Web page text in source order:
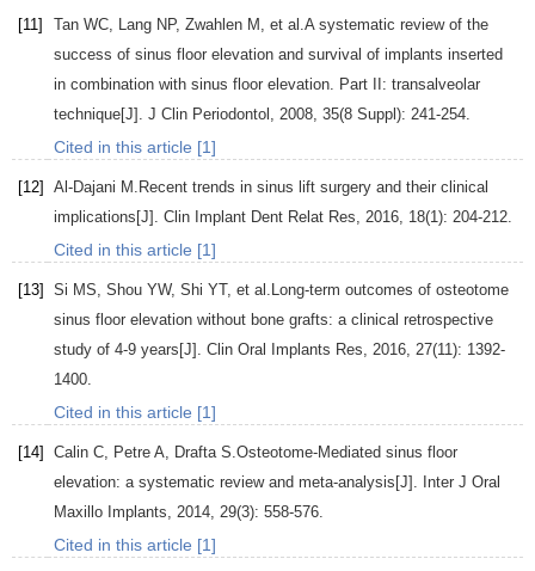
[11] Tan WC, Lang NP, Zwahlen M , et al.A systematic review of the
success of sinus floor elevation and survival of implants inserted
in combination with sinus floor elevation. Part II: transalveolar
technique[J]. J Clin Periodontol , 2008, 35(8 Suppl): 241-254.
Cited in this article [1]
[12] Al-Dajani M .Recent trends in sinus lift surgery and their clinical
implications[J]. Clin Implant Dent Relat Res, 2016, 18(1): 204-212.
Cited in this article [1]
[13] Si MS, Shou YW, Shi YT, et al.Long-term outcomes of osteotome
sinus floor elevation without bone grafts: a clinical retrospective
study of 4-9 years[J]. Clin Oral Implants Res, 2016, 27(11): 1392-
1400.
Cited in this article [1]
[14] Calin C, Petre A, Drafta S.Osteotome-Mediated sinus floor
elevation: a systematic review and meta-analysis[J]. Inter J Oral
Maxillo Implants, 2014, 29(3): 558-576.
Cited in this article [1]